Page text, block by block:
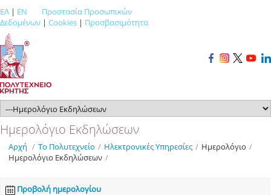
ΕΛ | EN
Προστασία Προσωπικών
Δεδομένων | Cookies | Προσβασιμότητα
Ημερολόγιο Εκδηλώσεων
Αρχή / Το Πολυτεχνείο / Ηλεκτρονικές Υπηρεσίες / Ημερολόγιο /
Ημερολόγιο Εκδηλώσεων /
Προβολή ημερολογίου